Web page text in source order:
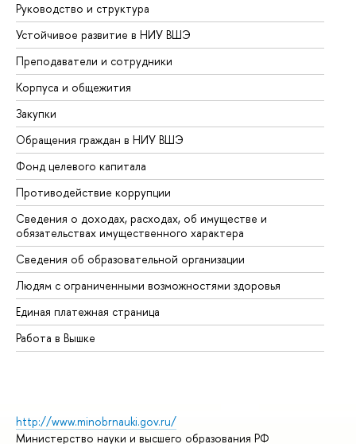
Руководство и структура
Устойчивое развитие в НИУ ВШЭ
Преподаватели и сотрудники
Корпуса и общежития
Закупки
Обращения граждан в НИУ ВШЭ
Фонд целевого капитала
Противодействие коррупции
Сведения о доходах, расходах, об имуществе и
обязательствах имущественного характера
Сведения об образовательной организации
Людям с ограниченными возможностями здоровья
Единая платежная страница
Работа в Вышке
http://www.minobrnauki.gov.ru/
Министерство науки и высшего образования РФ